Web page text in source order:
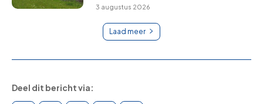
3 augustus 2026
Laad meer
Deel dit bericht via: